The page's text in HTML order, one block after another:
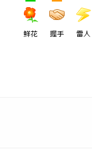
鲜花 握手 雷人